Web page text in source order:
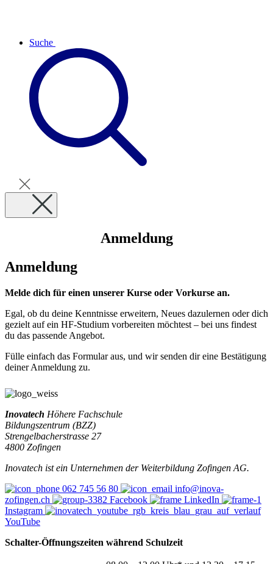
Suche
Anmeldung
Anmeldung
Melde dich für einen unserer Kurse oder Vorkurse an.
Egal, ob du deine Kenntnisse erweitern, Neues dazulernen oder dich
gezielt auf ein HF-Studium vorbereiten möchtest – bei uns findest
du das passende Angebot.
Fülle einfach das Formular aus, und wir senden dir eine Bestätigung
deiner Anmeldung zu.
Inovatech Höhere Fachschule
Bildungszentrum (BZZ)
Strengelbacherstrasse 27
4800 Zofingen
Inovatech ist ein Unternehmen der Weiterbildung Zofingen AG.
062 745 56 80
info@inova-
zofingen.ch
Facebook
LinkedIn
Instagram
YouTube
Schalter-Öffnungszeiten während Schulzeit